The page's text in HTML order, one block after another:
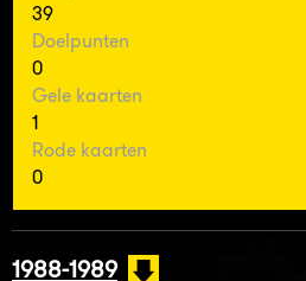
39
Doelpunten
0
Gele kaarten
1
Rode kaarten
0
1988-1989